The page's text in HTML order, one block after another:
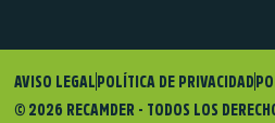
© 2026 RECAMDER - TODOS LOS
AVISO LEGAL POLÍTICA DE PRIVACIDAD